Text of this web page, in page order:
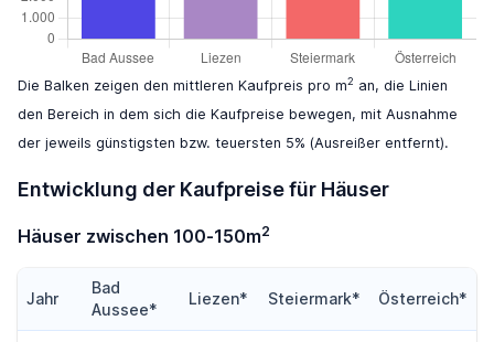
Die Balken zeigen den mittleren Kaufpreis pro m2 an, die Linien
den Bereich in dem sich die Kaufpreise bewegen, mit Ausnahme
der jeweils günstigsten bzw. teuersten 5% (Ausreißer entfernt).
Entwicklung der Kaufpreise für Häuser
Häuser zwischen 100-150m2
Jahr
Bad
Aussee*
Liezen* Steiermark* Österreich*